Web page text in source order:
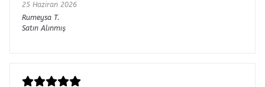
25 Haziran 2026
Rumeysa T.
Satın Alınmış